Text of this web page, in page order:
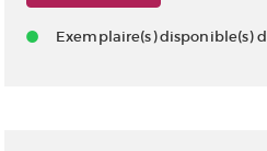
Exemplaire(s) disponible(s)